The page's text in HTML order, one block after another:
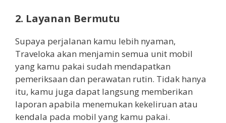
2. Layanan Bermutu
Supaya perjalanan kamu lebih nyaman,
Traveloka akan menjamin semua unit mobil
yang kamu pakai sudah mendapatkan
pemeriksaan dan perawatan rutin. Tidak hanya
itu, kamu juga dapat langsung memberikan
laporan apabila menemukan kekeliruan atau
kendala pada mobil yang kamu pakai.